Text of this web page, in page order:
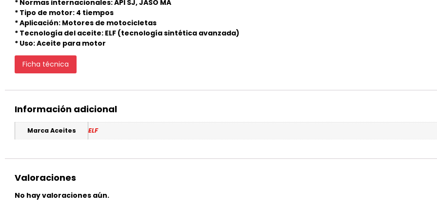
* Normas internacionales: API SJ, JASO MA
* Tipo de motor: 4 tiempos
* Aplicación: Motores de motocicletas
* Tecnología del aceite: ELF (tecnología sintética avanzada)
* Uso: Aceite para motor
Ficha técnica
Información adicional
Marca Aceites ELF
Valoraciones
No hay valoraciones aún.